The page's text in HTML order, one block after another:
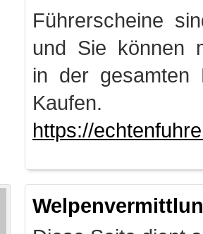
Führerscheine
und Sie können
in der gesamten
Kaufen.
https://